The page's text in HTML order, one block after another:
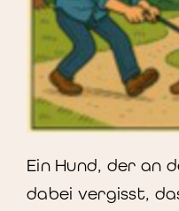
Ein Hund, der an
dabei vergisst,